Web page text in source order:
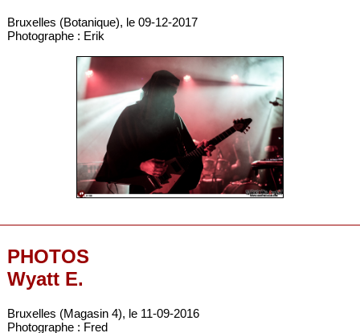
Bruxelles (Botanique), le 09-12-2017
Photographe : Erik
PHOTOS
Wyatt E.
Bruxelles (Magasin 4), le 11-09-2016
Photographe : Fred